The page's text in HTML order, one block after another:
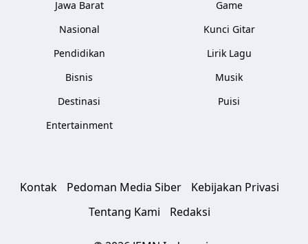
Jawa Barat
Nasional
Pendidikan
Bisnis
Destinasi
Entertainment
Game
Kunci Gitar
Lirik Lagu
Musik
Puisi
Kontak Pedoman Media Siber
Kebijakan Privasi
Tentang Kami
Redaksi